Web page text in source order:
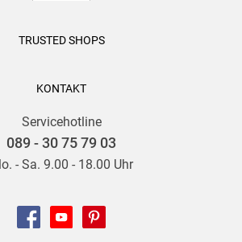
TRUSTED SHOPS
KONTAKT
Servicehotline
089 - 30 75 79 03
- Sa. 9.00 - 18.00 Uhr